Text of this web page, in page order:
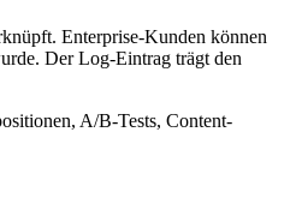
Enterprise-Kunden können
Der Log-Eintrag trägt den
A/B-Tests, Content-